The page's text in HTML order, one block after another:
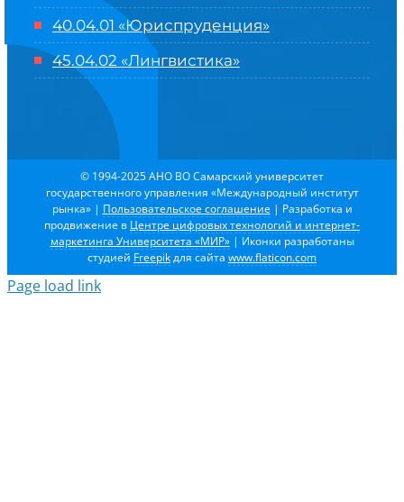
40.04.01 «Юриспруденция»
45.04.02 «Лингвистика»
© 1994-2025 АНО ВО Самарский университет
государственного управления «Международный институт
рынка» | Пользовательское соглашение | Разработка и
продвижение в Центре цифровых технологий и интернет-
маркетинга Университета «МИР»| Иконки разработаны
студией Freepikдля сайта www.flaticon.com
Page load link